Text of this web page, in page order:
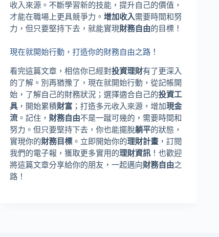
收入來源。不斷學習新的技能，提升自己的價值，
才能在職場上更具競爭力。 增加收入需要時間和努
力，但只要堅持下去，就能實現財務自由的目標！
現在就開始行動，打造你的財務自由之路！
看完這篇文章，相信你已經對投資理財有了更深入
的了解。別再猶豫了，現在就開始行動，從記帳開
始，了解自己的財務狀況；選擇適合自己的投資工
具 ，開始累積財富 ；打造多元收入來源，增加現金
流 。記住， 財務自由不是一蹴可幾的，需要時間和
努力。但只要堅持下去，你也能擺脫躺平的狀態，
實現你的財務目標 。立即開始你的理財計畫 ，訂閱
我們的電子報，獲取更多實用的理財資訊 ！也歡迎
將這篇文章分享給你的朋友，一起邁向財務自由之
路！